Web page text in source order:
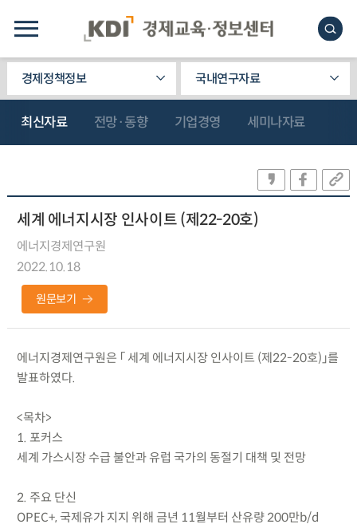
경제정책정보 국내연구자료
최신자료 전망·동향 기업경영 세미나자료
세계 에너지시장 인사이트 (제22-20호)
에너지경제연구원
2022.10.18
원문보기
에너지경제연구원은 「 세계 에너지시장 인사이트 (제22-20호)」를
발표하였다.
<목차>
1. 포커스
세계 가스시장 수급 불안과 유럽 국가의 동절기 대책 및 전망
2. 주요 단신
OPEC+, 국제유가 지지 위해 금년 11월부터 산유량 200만b/d